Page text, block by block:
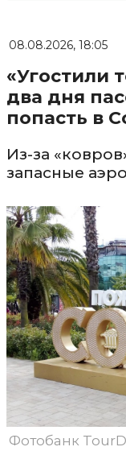
08.08.2026, 18:05
«Угостили
два дня
попасть в
Из-за
запасные
Фотобанк